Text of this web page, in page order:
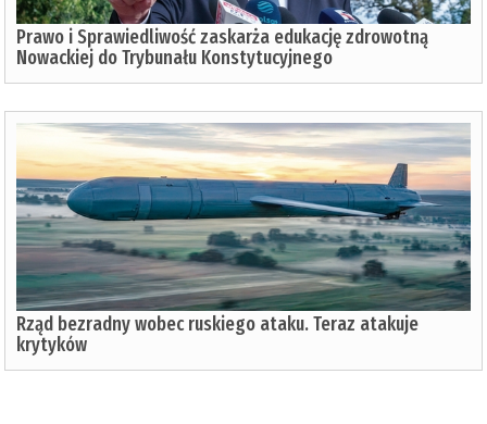
Prawo i Sprawiedliwość zaskarża edukację zdrowotną
Nowackiej do Trybunału Konstytucyjnego
Rząd bezradny wobec ruskiego ataku. Teraz atakuje
krytyków